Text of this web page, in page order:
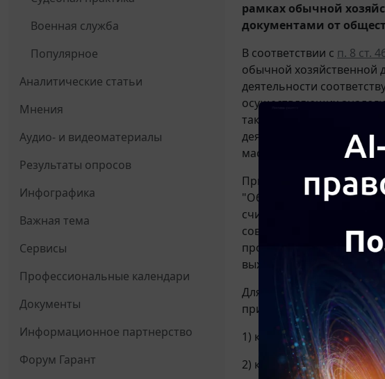
Военная служба
Популярное
Аналитические статьи
Мнения
Аудио- и видеоматериалы
Результаты опросов
Инфографика
Важная тема
Сервисы
Профессиональные календари
Документы
Информационное партнерство
Форум Гарант
рамках обычной
документами от
В соответствии с п. 8 ст.
обычной хозяйственной
деятельности
осуществляющих
такие сделки таким
деятельности общества
масштабов.
При этом согласноп. 9
"Об оспаривании
считается совершенной
совершения
продажа (передача в
выходящую за пределы
Для квалификации
признаков (п. 9
1) количественного
2) качественного: